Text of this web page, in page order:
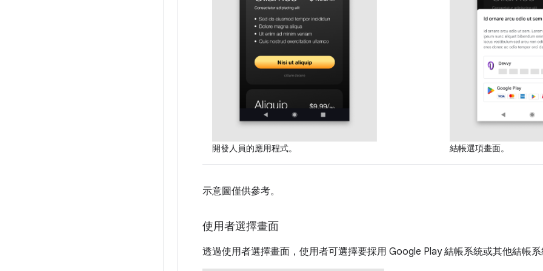
開發人員的應用程式。 結帳選項畫面。
示意圖僅供參考。
使用者選擇畫面
透過使用者選擇畫面，使用者可選擇要採用 Google Play 結帳系統或其他結帳